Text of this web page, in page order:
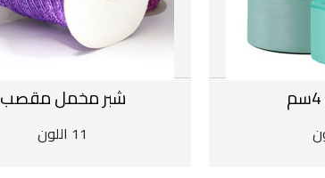
شبر مخمل مقصب
11 اللون